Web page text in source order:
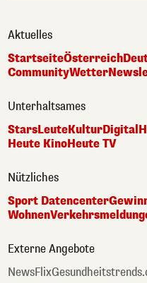
Aktuelles
StartseiteÖsterreich
CommunityWetter
Unterhaltsames
StarsLeuteKulturDigital
Heute KinoHeute TV
Nützliches
Sport Datencenter
Wohnen
Externe Angebote
NewsFlix